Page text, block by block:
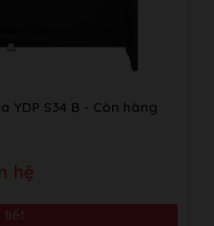
YDP S34 B - Còn hàng
hệ
tiết